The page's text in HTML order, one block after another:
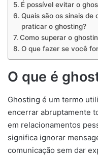
É possível evitar o
Quais são os sinais de
praticar o ghosting?
Como superar o
O que fazer se você
O que é
Ghosting é um termo
encerrar abruptamente
em relacionamentos
significa ignorar
comunicação sem dar